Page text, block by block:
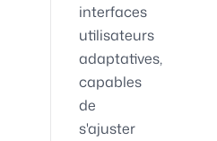
interfaces
utilisateurs
adaptatives,
capables
de
s'ajuster